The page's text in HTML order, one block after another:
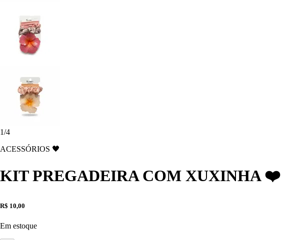
1/4
ACESSÓRIOS 🖤
KIT PREGADEIRA COM XUXINHA ❤️
R$ 10,00
Em estoque